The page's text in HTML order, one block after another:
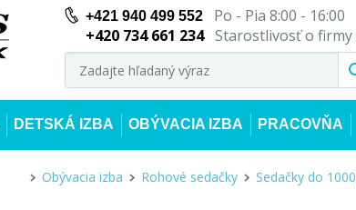
+421 940 499 552
Po - Pia 8:00 - 16:00
+420 734 661 234 Starostlivosť o
DETSKÁ IZBA OBÝVACIA IZBA PRACOVŇA
Obývacia izba Rohové sedačky Sedačky do